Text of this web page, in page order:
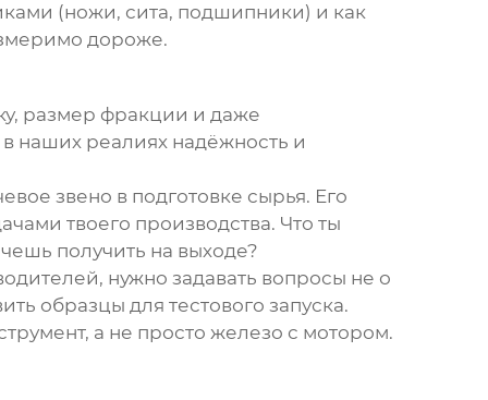
(ножи, сита, подшипники) и как
дороже.
размер фракции и даже
наших реалиях надёжность и
звено в подготовке сырья. Его
твоего производства. Что ты
получить на выходе?
нужно задавать вопросы не о
образцы для тестового запуска.
а не просто железо с мотором.